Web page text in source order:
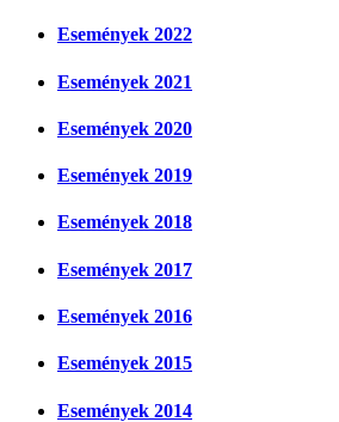
Események 2022
Események 2021
Események 2020
Események 2019
Események 2018
Események 2017
Események 2016
Események 2015
Események 2014